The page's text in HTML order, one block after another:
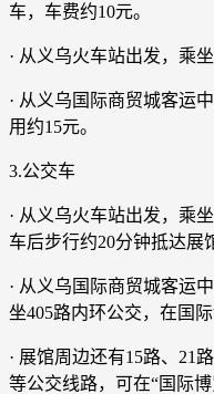
车，车费约10元。
· 从义乌火车站出发，乘
· 从义乌国际商贸城客运
用约15元。
3.公交车
· 从义乌火车站出发，乘
车后步行约20分钟抵达展
· 从义乌国际商贸城客运
坐405路内环公交，在国
· 展馆周边还有15路、21
等公交线路，可在“国际